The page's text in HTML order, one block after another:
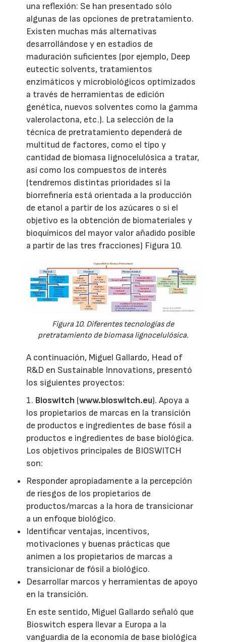
una reflexión: Se han presentado sólo
algunas de las opciones de pretratamiento.
Existen muchas más alternativas
desarrollándose y en estadios de
maduración suficientes (por ejemplo, Deep
eutectic solvents, tratamientos
enzimáticos y microbiológicos optimizados
a través de herramientas de edición
genética, nuevos solventes como la gamma
valerolactona, etc.). La selección de la
técnica de pretratamiento dependerá de
multitud de factores, como el tipo y
cantidad de biomasa lignocelulósica a tratar,
así como los compuestos de interés
(tendremos distintas prioridades si la
biorrefinería está orientada a la producción
de etanol a partir de los azúcares o si el
objetivo es la obtención de biomateriales y
bioquímicos del mayor valor añadido posible
a partir de las tres fracciones) Figura 10.
Figura 10. Diferentes tecnologías de
pretratamiento de biomasa lignocelulósica.
A continuación, Miguel Gallardo, Head of
R&D en Sustainable Innovations, presentó
los siguientes proyectos:
1. Bioswitch (www.bioswitch.eu). Apoya a
los propietarios de marcas en la transición
de productos e ingredientes de base fósil a
productos e ingredientes de base biológica.
Los objetivos principales de BIOSWITCH
son:
Responder apropiadamente a la percepción
de riesgos de los propietarios de
productos/marcas a la hora de transicionar
a un enfoque biológico.
Identificar ventajas, incentivos,
motivaciones y buenas prácticas que
animen a los propietarios de marcas a
transicionar de fósil a biológico.
Desarrollar marcos y herramientas de apoyo
en la transición.
En este sentido, Miguel Gallardo señaló que
Bioswitch espera llevar a Europa a la
vanguardia de la economía de base biológica